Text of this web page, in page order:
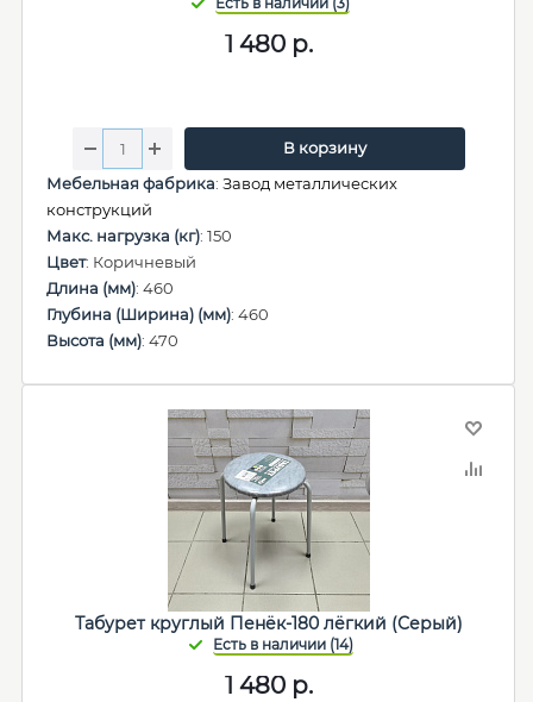
1 480 р.
В корзину
Мебельная фабрика: Завод металлических
конструкций
Макс. нагрузка (кг): 150
Цвет: Коричневый
Длина (мм): 460
Глубина (Ширина) (мм): 460
Высота (мм): 470
Табурет круглый Пенёк-180 лёгкий (Серый)
1 480 р.